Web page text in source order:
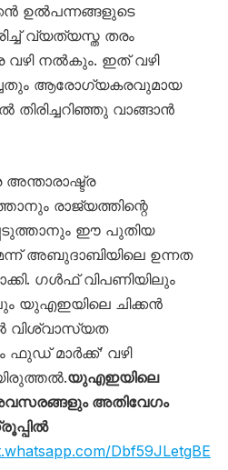
ഉൽപന്നങ്ങളുടെ
വ്യത്യസ്ത തരം
നൽകും. ഇത് വഴി
ആരോഗ്യകരവുമായ
വാങ്ങാൻ
അന്താരാഷ്ട്ര
രാജ്യത്തിന്റെ
ഈ പുതിയ
അബുദാബിയിലെ ഉന്നത
ഗൾഫ് വിപണിയിലും
യുഎഇയിലെ ചിക്കൻ
വിശ്വാസ്യത
ഫുഡ് മാർക്ക്’ വഴി
യുഎഇയിലെ
അതിവേഗം
Dbf59JLetgBE